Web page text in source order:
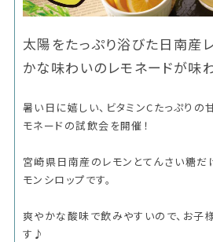
太陽をたっぷり浴びた日南産
かな味わいのレモネードが味
暑い日に嬉しい、ビタミンCたっぷりの
モネードの試飲会を開催！
宮崎県日南産のレモンとてんさい糖だ
モンシロップです。
爽やかな酸味で飲みやすいので、お子
す♪